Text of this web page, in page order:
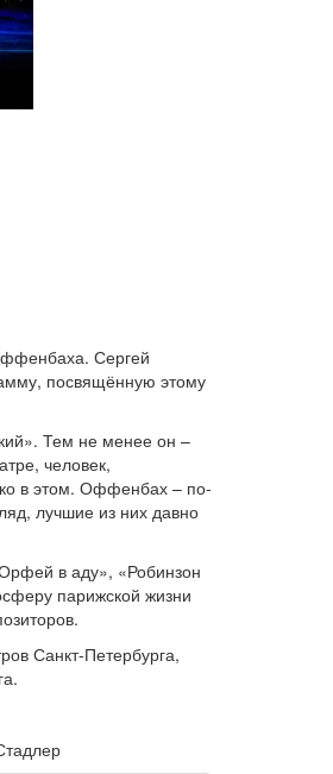
Сергей
посвящённую этому
Тем не менее он –
человек,
в этом. Оффенбах – по-
лучшие из них давно
в аду», «Робинзон
парижской жизни
Санкт-Петербурга,